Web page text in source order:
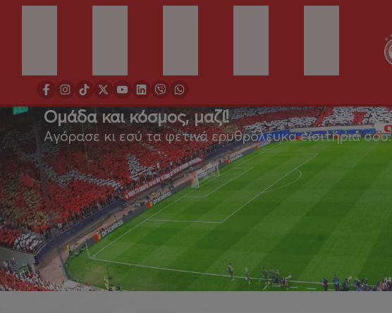
Ομάδα και κόσμος, μαζί!
Αγόρασε κι εσύ τα φετινά ερυθρόλευκα εισιτήριά σου.